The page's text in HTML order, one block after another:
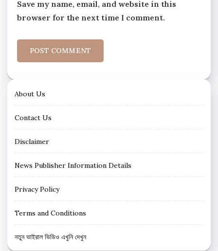
Save my name, email, and website in this
browser for the next time I comment.
About Us
Contact Us
Disclaimer
News Publisher Information Details
Privacy Policy
Terms and Conditions
নতুন ভাইরাল ভিডিও এখুনি দেখুন